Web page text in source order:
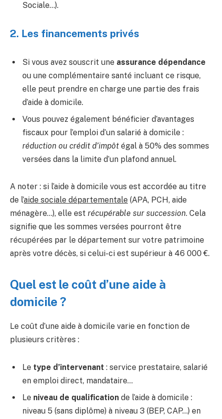
Sociale…).
2. Les financements privés
Si vous avez souscrit une assurance dépendance
ou une complémentaire santé incluant ce risque,
elle peut prendre en charge une partie des frais
d’aide à domicile.
Vous pouvez également bénéficier d’avantages
fiscaux pour l’emploi d’un salarié à domicile :
réduction ou crédit d’impôt égal à 50% des sommes
versées dans la limite d’un plafond annuel.
A noter : si l’aide à domicile vous est accordée au titre
de l’aide sociale départementale (APA, PCH, aide
ménagère…), elle est récupérable sur succession. Cela
signifie que les sommes versées pourront être
récupérées par le département sur votre patrimoine
après votre décès, si celui-ci est supérieur à 46 000 €.
Quel est le coût d’une aide à
domicile ?
Le coût d’une aide à domicile varie en fonction de
plusieurs critères :
Le type d’intervenant : service prestataire, salarié
en emploi direct, mandataire…
Le niveau de qualification de l’aide à domicile :
niveau 5 (sans diplôme) à niveau 3 (BEP, CAP…) en